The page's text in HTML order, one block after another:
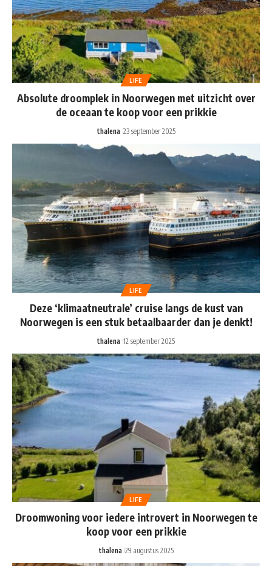
LIFE
Absolute droomplek in Noorwegen met uitzicht over
de oceaan te koop voor een prikkie
thalena 23 september 2025
LIFE
Deze ‘klimaatneutrale’ cruise langs de kust van
Noorwegen is een stuk betaalbaarder dan je denkt!
thalena 12 september 2025
LIFE
Droomwoning voor iedere introvert in Noorwegen te
koop voor een prikkie
thalena 29 augustus 2025